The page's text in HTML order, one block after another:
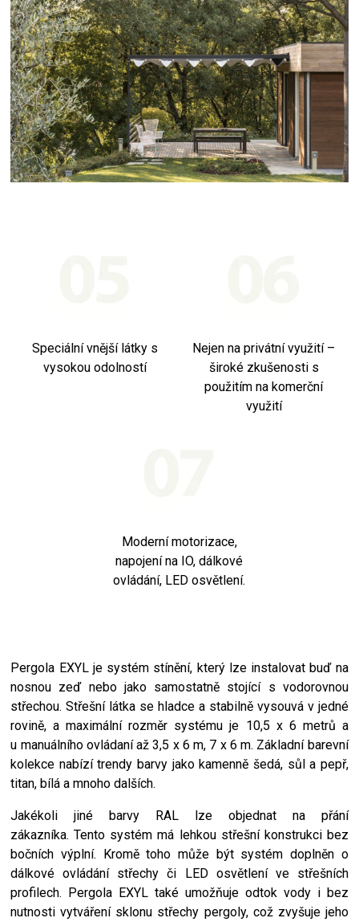
Speciální vnější látky s
vysokou odolností
Nejen na privátní využití –
široké zkušenosti s
použitím na komerční
využití
Moderní motorizace,
napojení na IO, dálkové
ovládání, LED osvětlení.
Pergola EXYL je systém stínění, který lze instalovat buď na
nosnou zeď nebo jako samostatně stojící s vodorovnou
střechou. Střešní látka se hladce a stabilně vysouvá v jedné
rovině, a maximální rozměr systému je 10,5 x 6 metrů a
u manuálního ovládaní až 3,5 x 6 m, 7 x 6 m. Základní barevní
kolekce nabízí trendy barvy jako kamenně šedá, sůl a pepř,
titan, bílá a mnoho dalších.
Jakékoli jiné barvy RAL lze objednat na přání
zákazníka. Tento systém má lehkou střešní konstrukci bez
bočních výplní. Kromě toho může být systém doplněn o
dálkové ovládání střechy či LED osvětlení ve střešních
profilech. Pergola EXYL také umožňuje odtok vody i bez
nutnosti vytváření sklonu střechy pergoly, což zvyšuje jeho